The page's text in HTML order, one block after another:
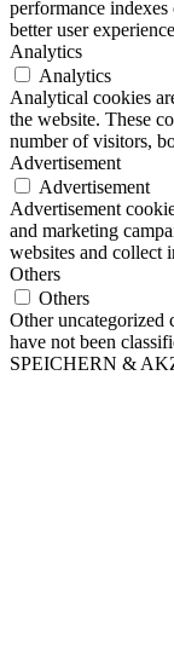
performance
better user
Analytics
Analytics
Analytical cookies
the website. These
number of visitors,
Advertisement
Advertisement
Advertisement
and marketing
websites and collect
Others
Others
Other uncategorized
have not been
SPEICHERN &